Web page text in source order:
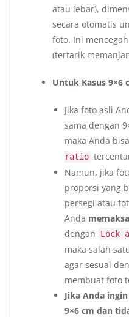
atau lebar),
secara otomatis
foto. Ini
(tertarik
Untuk Kasus 9×6
Jika foto asli
sama dengan
maka Anda
ratio
Namun, jika
proporsi yang
persegi atau
Anda memaksa
dengan
Lock
maka salah
agar sesuai
membuat foto
Jika Anda
9×6 cm dan